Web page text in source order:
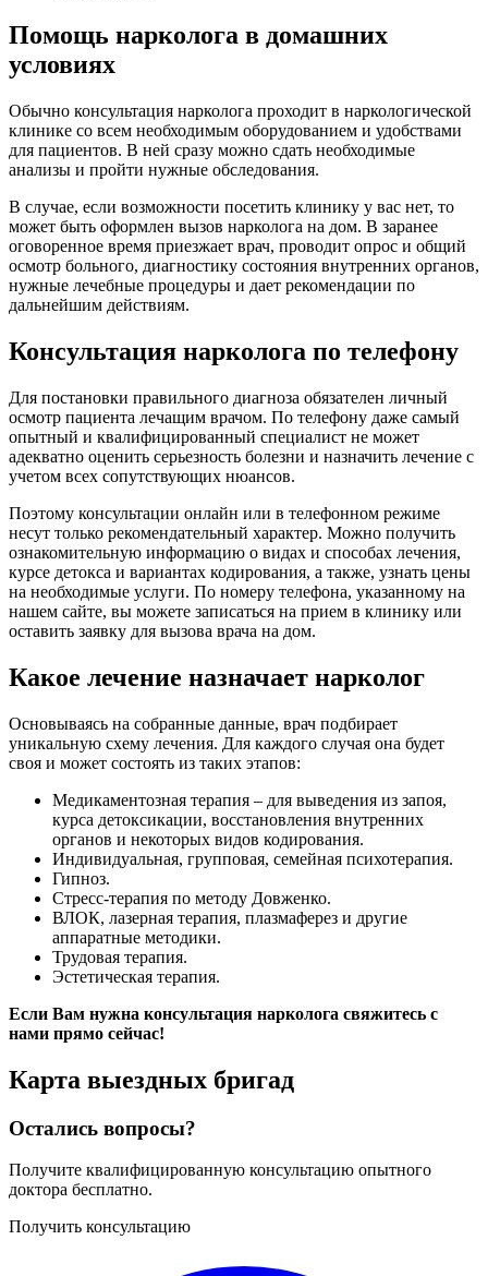
Помощь нарколога в домашних
условиях
Обычно консультация нарколога проходит в наркологической
клинике со всем необходимым оборудованием и удобствами
для пациентов. В ней сразу можно сдать необходимые
анализы и пройти нужные обследования.
В случае, если возможности посетить клинику у вас нет, то
может быть оформлен вызов нарколога на дом. В заранее
оговоренное время приезжает врач, проводит опрос и общий
осмотр больного, диагностику состояния внутренних органов,
нужные лечебные процедуры и дает рекомендации по
дальнейшим действиям.
Консультация нарколога по телефону
Для постановки правильного диагноза обязателен личный
осмотр пациента лечащим врачом. По телефону даже самый
опытный и квалифицированный специалист не может
адекватно оценить серьезность болезни и назначить лечение с
учетом всех сопутствующих нюансов.
Поэтому консультации онлайн или в телефонном режиме
несут только рекомендательный характер. Можно получить
ознакомительную информацию о видах и способах лечения,
курсе детокса и вариантах кодирования, а также, узнать цены
на необходимые услуги. По номеру телефона, указанному на
нашем сайте, вы можете записаться на прием в клинику или
оставить заявку для вызова врача на дом.
Какое лечение назначает нарколог
Основываясь на собранные данные, врач подбирает
уникальную схему лечения. Для каждого случая она будет
своя и может состоять из таких этапов:
Медикаментозная терапия – для выведения из запоя,
курса детоксикации, восстановления внутренних
органов и некоторых видов кодирования.
Индивидуальная, групповая, семейная психотерапия.
Гипноз.
Стресс-терапия по методу Довженко.
ВЛОК, лазерная терапия, плазмаферез и другие
аппаратные методики.
Трудовая терапия.
Эстетическая терапия.
Если Вам нужна консультация нарколога свяжитесь с
нами прямо сейчас!
Карта выездных бригад
Остались вопросы?
Получите квалифицированную консультацию опытного
доктора бесплатно.
Получить консультацию